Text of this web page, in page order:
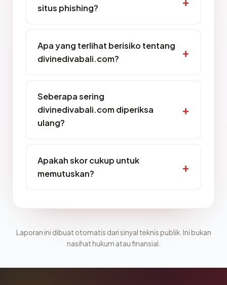
situs phishing?
Apa yang terlihat berisiko tentang
divinedivabali.com?
Seberapa sering
divinedivabali.com diperiksa
ulang?
Apakah skor cukup untuk
memutuskan?
Laporan ini dibuat otomatis dari sinyal teknis publik. Ini bukan
nasihat hukum atau finansial.